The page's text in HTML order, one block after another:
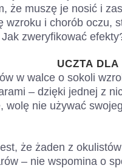
że muszę je nosić i
wzroku i chorób oczu,
zweryfikować
UCZTA
w walce o sokoli
– dzięki jednej z
wolę nie używać
że żaden z
– nie wspomina o